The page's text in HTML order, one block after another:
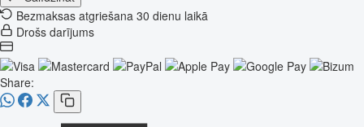
Bezmaksas atgriešana 30 dienu laikā
Drošs darījums
Share: